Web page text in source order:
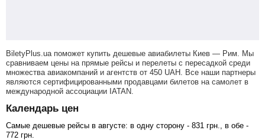
BiletyPlus.ua поможет купить дешевые авиабилеты Киев — Рим. Мы
сравниваем цены на прямые рейсы и перелеты с пересадкой среди
множества авиакомпаний и агентств от 450 UAH . Все наши партнеры
являются сертифицированными продавцами билетов на самолет в
международной ассоциации IATAN.
Календарь цен
Самые дешевые рейсы в августе: в одну сторону - 831 грн ., в обе -
772 грн